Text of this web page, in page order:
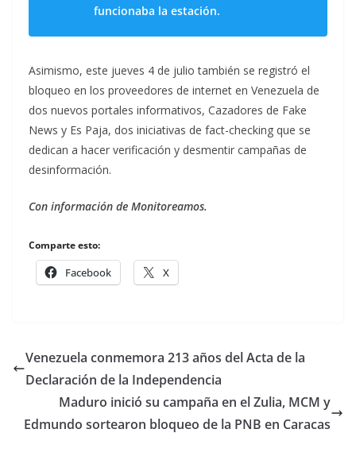
funcionaba la estación.
Asimismo, este jueves 4 de julio también se registró el
bloqueo en los proveedores de internet en Venezuela de
dos nuevos portales informativos, Cazadores de Fake
News y Es Paja, dos iniciativas de fact-checking que se
dedican a hacer verificación y desmentir campañas de
desinformación.
Con información de Monitoreamos.
Comparte esto:
Facebook X
Venezuela conmemora 213 años del Acta de la
Declaración de la Independencia
Maduro inició su campaña en el Zulia, MCM y
Edmundo sortearon bloqueo de la PNB en Caracas